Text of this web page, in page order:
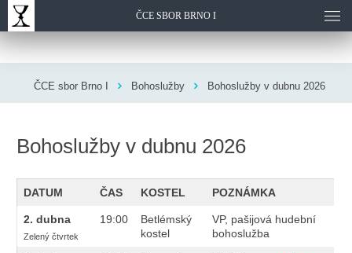
ČCE SBOR BRNO I
ČCE sbor Brno I Bohoslužby Bohoslužby v dubnu 2026
Bohoslužby v dubnu 2026
DATUM ČAS KOSTEL POZNÁMKA
2. dubna
Zelený čtvrtek
19:00
Betlémský
kostel
VP, pašijová hudební
bohoslužba